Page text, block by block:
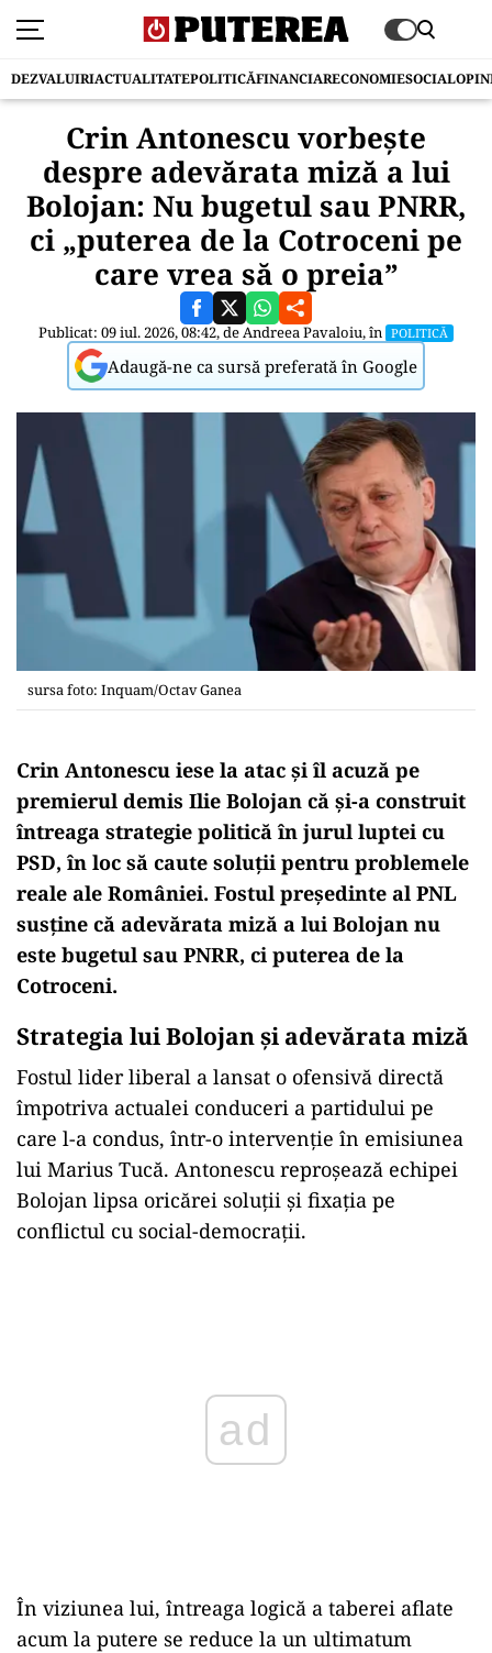
DEZVALUIRIACTUALITATEPOLITICĂFINANCIARECONOMIESOCIAL
Crin Antonescu vorbește
despre adevărata miză a lui
Bolojan: Nu bugetul sau PNRR,
ci „puterea de la Cotroceni pe
care vrea să o preia”
Publicat: 09 iul. 2026, 08:42, deAndreea Pavaloiu, în POLITICĂ
Adaugă-ne ca sursă preferată în Google
sursa foto: Inquam/Octav Ganea
Crin Antonescu iese la atac și îl acuză pe
premierul demis Ilie Bolojan că și-a construit
întreaga strategie politică în jurul luptei cu
PSD, în loc să caute soluții pentru problemele
reale ale României. Fostul președinte al PNL
susține că adevărata miză a lui Bolojan nu
este bugetul sau PNRR, ci puterea de la
Cotroceni.
Strategia lui Bolojan și adevărata miză
Fostul lider liberal a lansat o ofensivă directă
împotriva actualei conduceri a partidului pe
care l-a condus, într-o intervenție în emisiunea
lui Marius Tucă. Antonescu reproșează echipei
Bolojan lipsa oricărei soluții și fixația pe
conflictul cu social-democrații.
În viziunea lui, întreaga logică a taberei aflate
acum la putere se reduce la un ultimatum